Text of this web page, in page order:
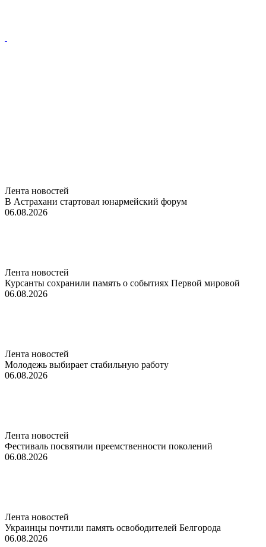
Лента новостей
В Астрахани стартовал юнармейский форум
06.08.2026
Лента новостей
Курсанты сохранили память о событиях Первой мировой
06.08.2026
Лента новостей
Молодежь выбирает стабильную работу
06.08.2026
Лента новостей
Фестиваль посвятили преемственности поколений
06.08.2026
Лента новостей
Украинцы почтили память освободителей Белгорода
06.08.2026